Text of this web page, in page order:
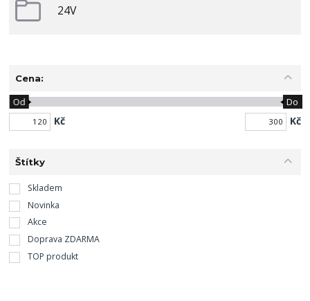
24V
Cena:
Kč
Od Do
Kč
Štítky
Skladem
Novinka
Akce
Doprava ZDARMA
TOP produkt